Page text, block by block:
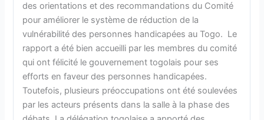
des orientations et des recommandations du Comité
pour améliorer le système de réduction de la
vulnérabilité des personnes handicapées au Togo. Le
rapport a été bien accueilli par les membres du comité
qui ont félicité le gouvernement togolais pour ses
efforts en faveur des personnes handicapées.
Toutefois, plusieurs préoccupations ont été soulevées
par les acteurs présents dans la salle à la phase des